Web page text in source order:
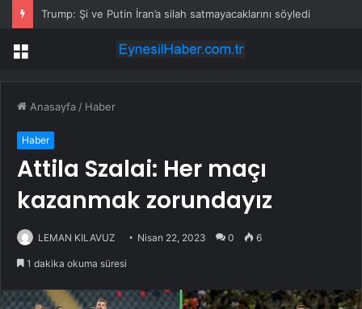
Trump: Şi ve Putin İran’a silah satmayacaklarını söyledi
Menü
Anasayfa / Haber
Haber
Attila Szalai: Her maçı
kazanmak zorundayız
LEMAN KILAVUZ Nisan 22, 2023 0 6
1 dakika okuma süresi